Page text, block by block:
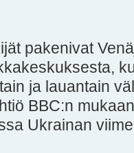
pakenivat
ja lauantain
BBC:n
Ukrainan